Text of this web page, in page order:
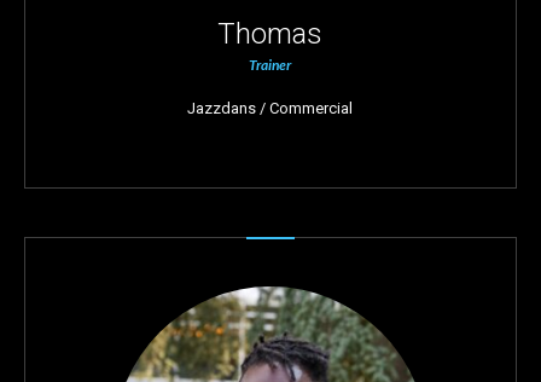
Thomas
Trainer
Jazzdans / Commercial